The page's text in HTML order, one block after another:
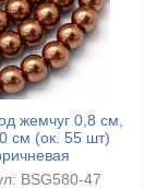
жемчуг 0,8 см,
см (ок. 55 шт)
BSG580-47